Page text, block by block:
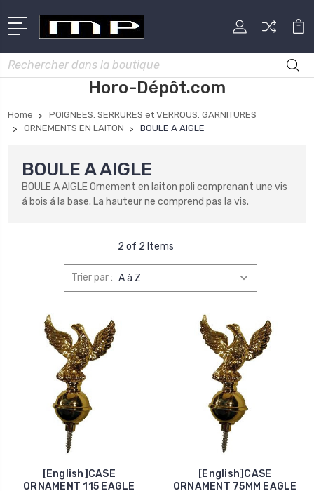
Rechercher
Horo-Dépôt.com
Home
POIGNEES. SERRURES et VERROUS. GARNITURES
ORNEMENTS EN LAITON
BOULE A AIGLE
BOULE A AIGLE
BOULE A AIGLE Ornement en laiton poli comprenant une vis
á bois á la base. La hauteur ne comprend pas la vis.
2 of 2 Items
Trier par :
[English]CASE
ORNAMENT 115 EAGLE
[English]CASE
ORNAMENT 75MM EAGLE